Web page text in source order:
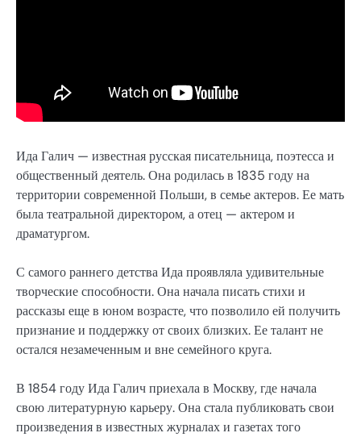
Ида Галич — известная русская писательница, поэтесса и
общественный деятель. Она родилась в 1835 году на
территории современной Польши, в семье актеров. Ее мать
была театральной директором, а отец — актером и
драматургом.
С самого раннего детства Ида проявляла удивительные
творческие способности. Она начала писать стихи и
рассказы еще в юном возрасте, что позволило ей получить
признание и поддержку от своих близких. Ее талант не
остался незамеченным и вне семейного круга.
В 1854 году Ида Галич приехала в Москву, где начала
свою литературную карьеру. Она стала публиковать свои
произведения в известных журналах и газетах того